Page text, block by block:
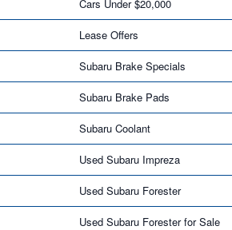
Cars Under $20,000
Lease Offers
Subaru Brake Specials
Subaru Brake Pads
Subaru Coolant
Used Subaru Impreza
Used Subaru Forester
Used Subaru Forester for Sale